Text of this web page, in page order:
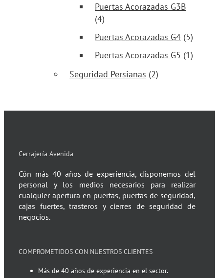
Puertas Acorazadas G3B
(4)
Puertas Acorazadas G4 (5)
Puertas Acorazadas G5 (1)
Seguridad Persianas (2)
Cerrajería Avenida
Cón más 40 años de experiencia, disponemos del
personal y los medios necesarios para realizar
cualquier apertura en puertas, puertas de seguridad,
cajas fuertes, trasteros y cierres de seguridad de
negocios.
COMPROMETIDOS CON NUESTROS CLIENTES
Más de 40 años de experiencia en el sector.